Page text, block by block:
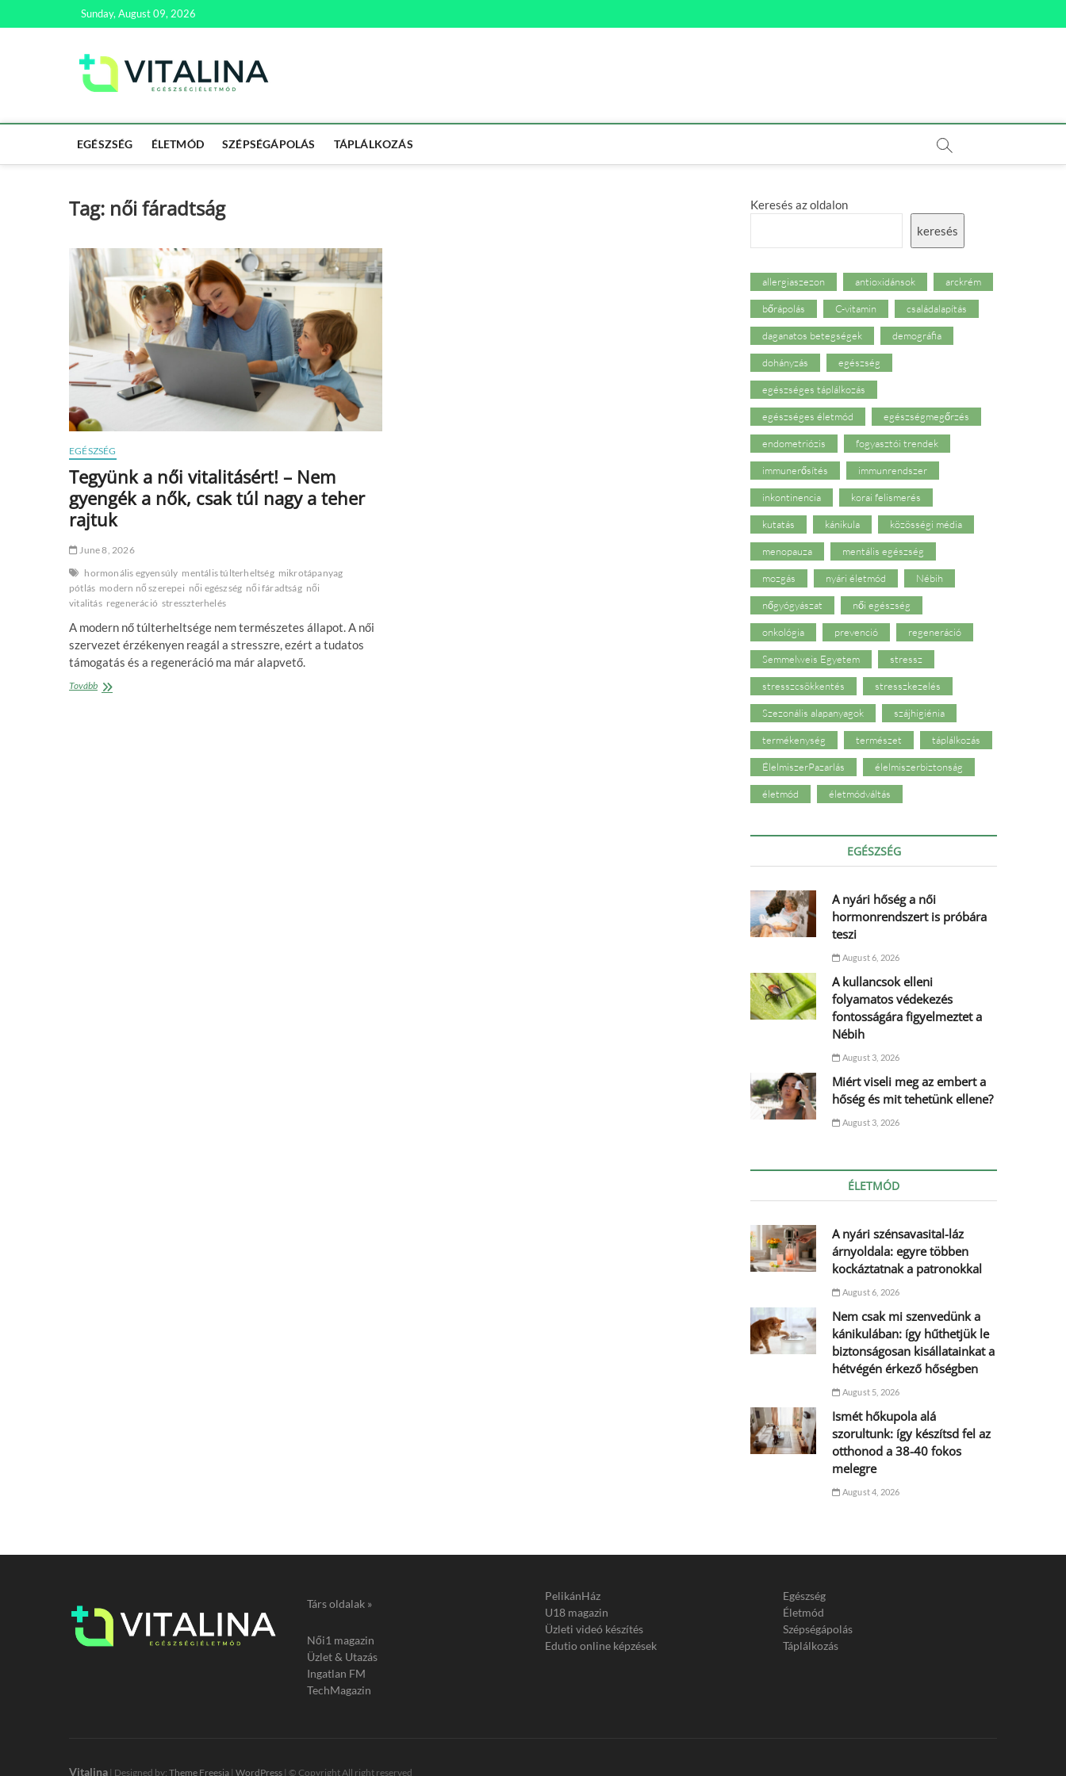
to
Sunday, August 09, 2026
EGÉSZSÉG ÉLETMÓD SZÉPSÉGÁPOLÁS TÁPLÁLKOZÁS
Tag: női fáradtság
EGÉSZSÉG
Tegyünk a női vitalitásért! – Nem
gyengék a nők, csak túl nagy a teher
rajtuk
June 8, 2026
hormonális egyensúly mentális túlterheltség mikrotápanyag
pótlás modern nő szerepei női egészség női fáradtság női
vitalitás regeneráció stresszterhelés
A modern nő túlterheltsége nem természetes állapot. A női
szervezet érzékenyen reagál a stresszre, ezért a tudatos
támogatás és a regeneráció ma már alapvető.
TovábbTegyünk
Keresés az oldalon
keresés
allergiaszezon antioxidánsok arckrém
bőrápolás C-vitamin családalapítás
daganatos betegségek demográfia
dohányzás egészség
egészséges táplálkozás
egészséges életmód egészségmegőrzés
endometriózis fogyasztói trendek
immunerősítés immunrendszer
inkontinencia korai felismerés
kutatás kánikula közösségi média
menopauza mentális egészség
mozgás nyári életmód Nébih
nőgyógyászat női egészség
onkológia prevenció regeneráció
Semmelweis Egyetem stressz
stresszcsökkentés stresszkezelés
Szezonális alapanyagok szájhigiénia
termékenység természet táplálkozás
ÉlelmiszerPazarlás élelmiszerbiztonság
életmód életmódváltás
EGÉSZSÉG
A nyári hőség a női
hormonrendszert is próbára
teszi
August 6, 2026
A kullancsok elleni
folyamatos védekezés
fontosságára figyelmeztet a
Nébih
August 3, 2026
Miért viseli meg az embert a
hőség és mit tehetünk ellene?
August 3, 2026
ÉLETMÓD
A nyári szénsavasital-láz
árnyoldala: egyre többen
kockáztatnak a patronokkal
August 6, 2026
Nem csak mi szenvedünk a
kánikulában: így hűthetjük le
biztonságosan kisállatainkat a
hétvégén érkező hőségben
August 5, 2026
Ismét hőkupola alá
szorultunk: így készítsd fel az
otthonod a 38-40 fokos
melegre
August 4, 2026
Társ oldalak »
Női1 magazin
Üzlet & Utazás
Ingatlan FM
TechMagazin
PelikánHáz
U18 magazin
Üzleti videó készítés
Edutio online képzések
Egészség
Életmód
Szépségápolás
Táplálkozás
Vitalina | Designed by: Theme Freesia | WordPress | © Copyright All right reserved